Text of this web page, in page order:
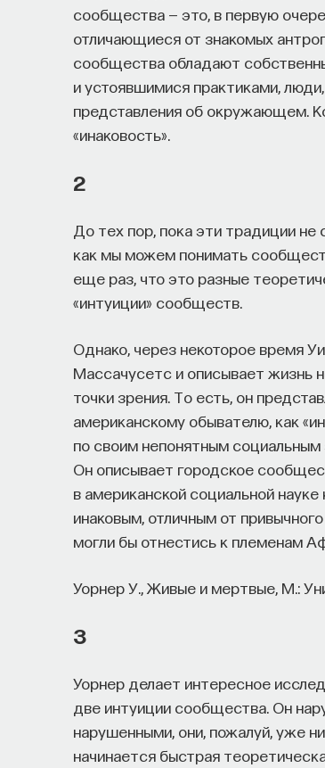
сообщества — это, в первую
отличающиеся от знакомых
сообщества обладают
и устоявшимися практиками,
представления об окружающем.
«инаковость».
2
До тех пор, пока эти традиции
как мы можем понимать
еще раз, что это разные
«интуиции» сообществ.
Однако, через некоторое время
Массачусетс и описывает жизнь
точки зрения. То есть, он
американскому обывателю, как
по своим непонятным
Он описывает городское
в американской социальной
инаковым, отличным от
могли бы отнестись к племенам
Уорнер У., Живые и мертвые, М.:
3
Уорнер делает интересное
две интуиции сообщества. Он
нарушенными, они, пожалуй, уже
начинается быстрая